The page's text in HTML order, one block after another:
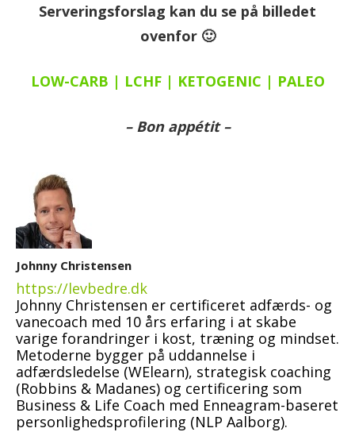
Serveringsforslag kan du se på billedet
ovenfor 🙂
LOW-CARB | LCHF | KETOGENIC | PALEO
– Bon appétit –
Johnny Christensen
https://levbedre.dk
Johnny Christensen er certificeret adfærds- og
vanecoach med 10 års erfaring i at skabe
varige forandringer i kost, træning og mindset.
Metoderne bygger på uddannelse i
adfærdsledelse (WElearn), strategisk coaching
(Robbins & Madanes) og certificering som
Business & Life Coach med Enneagram-baseret
personlighedsprofilering (NLP Aalborg).